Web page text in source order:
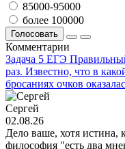
85000-95000
более 100000
Голосовать
Комментарии
Задача 5 ЕГЭ
раз. Известно, что в
бросаниях очков
Сергей
02.08.26
Дело ваше, хотя истина,
философия "есть два